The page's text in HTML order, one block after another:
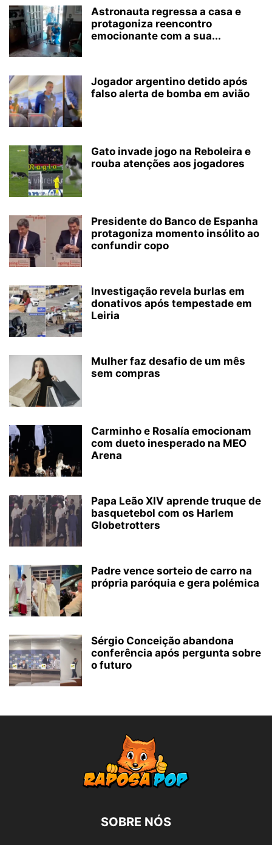
Astronauta regressa a casa e
protagoniza reencontro
emocionante com a sua...
Jogador argentino detido após
falso alerta de bomba em avião
Gato invade jogo na Reboleira e
rouba atenções aos jogadores
Presidente do Banco de Espanha
protagoniza momento insólito ao
confundir copo
Investigação revela burlas em
donativos após tempestade em
Leiria
Mulher faz desafio de um mês
sem compras
Carminho e Rosalía emocionam
com dueto inesperado na MEO
Arena
Papa Leão XIV aprende truque de
basquetebol com os Harlem
Globetrotters
Padre vence sorteio de carro na
própria paróquia e gera polémica
Sérgio Conceição abandona
conferência após pergunta sobre
o futuro
SOBRE NÓS